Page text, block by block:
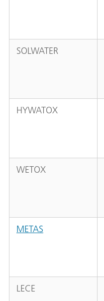
SOLWATER
HYWATOX
WETOX
METAS
LECE